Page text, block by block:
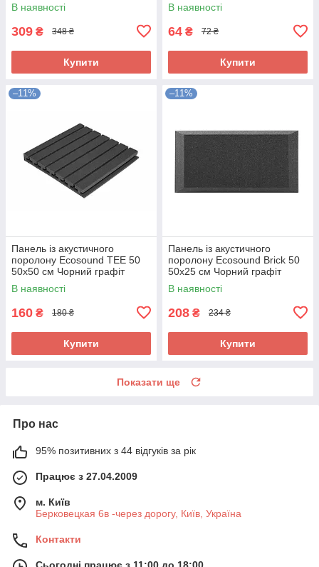
В наявності
309 ₴ 348 ₴
Купити
В наявності
64 ₴ 72 ₴
Купити
–11%
Панель із акустичного
поролону Ecosound TEE 50
50х50 см Чорний графіт
В наявності
160 ₴ 180 ₴
Купити
–11%
Панель із акустичного
поролону Ecosound Brick 50
50х25 см Чорний графіт
В наявності
208 ₴ 234 ₴
Купити
Показати ще
Про нас
95% позитивних з 44 відгуків за рік
Працює з 27.04.2009
м. Київ
Берковецкая 6в -через дорогу, Київ, Україна
Контакти